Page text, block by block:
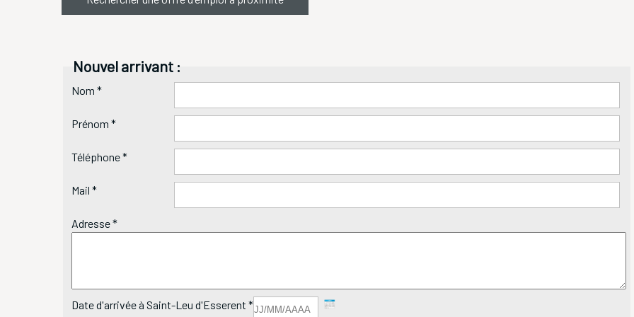
Nouvel arrivant :
Nom *
Prénom *
Téléphone *
Mail *
Adresse *
Date d'arrivée à Saint-Leu d'Esserent *